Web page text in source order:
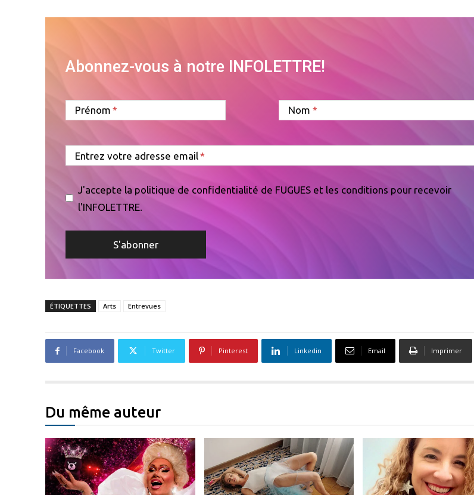
Abonnez-vous à notre INFOLETTRE!
Prénom Nom
Entrez votre adresse email
J'accepte la politique de confidentialité de FUGUES et les conditions pour recevoir
l'INFOLETTRE.
ÉTIQUETTES Arts Entrevues
Facebook Twitter Pinterest Linkedin Email Imprimer
Du même auteur